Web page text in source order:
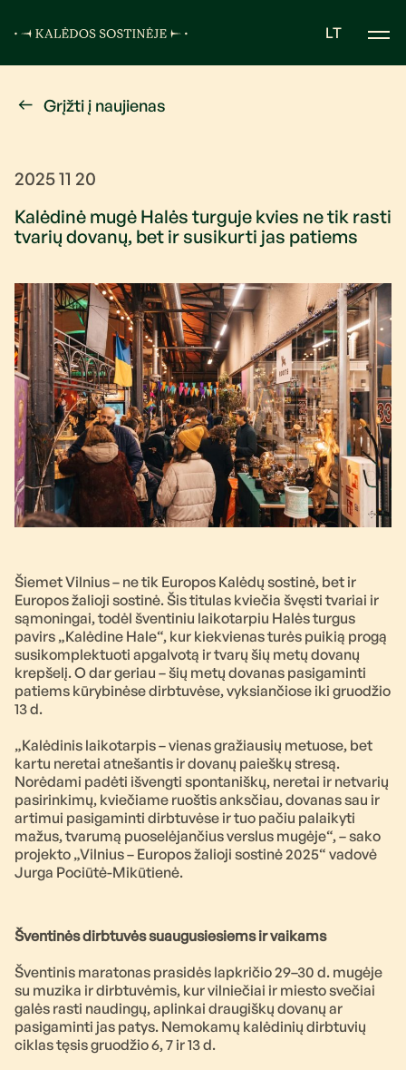
LT
Grįžti į naujienas
2025 11 20
Kalėdinė mugė Halės turguje kvies ne tik rasti
tvarių dovanų, bet ir susikurti jas patiems
Šiemet Vilnius – ne tik Europos Kalėdų sostinė, bet ir
Europos žalioji sostinė. Šis titulas kviečia švęsti tvariai ir
sąmoningai, todėl šventiniu laikotarpiu Halės turgus
pavirs „Kalėdine Hale“, kur kiekvienas turės puikią progą
susikomplektuoti apgalvotą ir tvarų šių metų dovanų
krepšelį. O dar geriau – šių metų dovanas pasigaminti
patiems kūrybinėse dirbtuvėse, vyksiančiose iki gruodžio
13 d.
„Kalėdinis laikotarpis – vienas gražiausių metuose, bet
kartu neretai atnešantis ir dovanų paieškų stresą.
Norėdami padėti išvengti spontaniškų, neretai ir netvarių
pasirinkimų, kviečiame ruoštis anksčiau, dovanas sau ir
artimui pasigaminti dirbtuvėse ir tuo pačiu palaikyti
mažus, tvarumą puoselėjančius verslus mugėje“, – sako
projekto „Vilnius – Europos žalioji sostinė 2025“ vadovė
Jurga Pociūtė-Mikūtienė.
Šventinės dirbtuvės suaugusiesiems ir vaikams
Šventinis maratonas prasidės lapkričio 29–30 d. mugėje
su muzika ir dirbtuvėmis, kur vilniečiai ir miesto svečiai
galės rasti naudingų, aplinkai draugiškų dovanų ar
pasigaminti jas patys. Nemokamų kalėdinių dirbtuvių
ciklas tęsis gruodžio 6, 7 ir 13 d.